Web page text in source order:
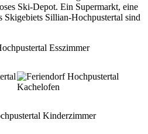
Ski-Depot. Ein Supermarkt, eine
Skigebiets Sillian-Hochpustertal sind